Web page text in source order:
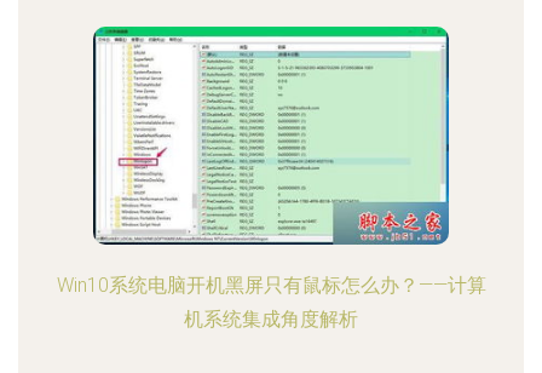
Win10系统电脑开机黑屏只有鼠标怎么办？——计算
机系统集成角度解析